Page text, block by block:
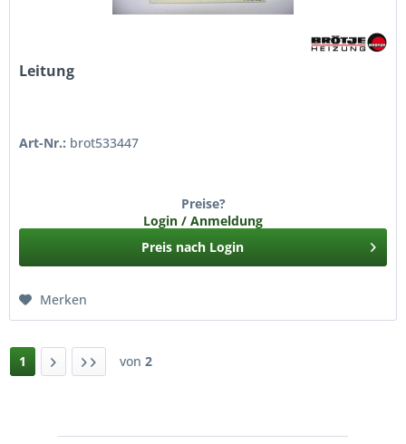
Leitung
Art-Nr.: brot533447
Preise?
Login / Anmeldung
Preis nach Login
Merken
1 von 2